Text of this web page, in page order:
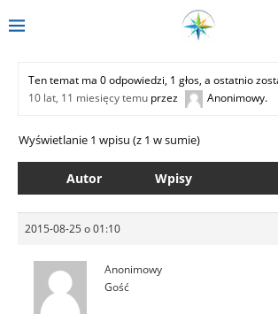
Ten temat ma 0 odpowiedzi, 1 głos, a ostatnio
10 lat, 11 miesięcy temu przez Anonimowy.
Wyświetlanie 1 wpisu (z 1 w sumie)
Autor Wpisy
2015-08-25 o 01:10
Anonimowy
Gość